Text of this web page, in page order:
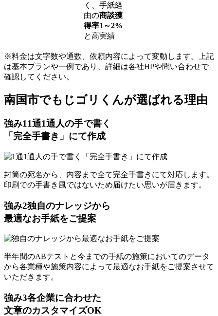
く、手紙経
由の商談獲
得率1～2%
と高実績
※料金は文字数や通数、依頼内容によって変動します。上記
は基本プランや一例であり、詳細は各社HPや問い合わせで
確認してください。​
南国市でもじゴリくんが選ばれる理由
強み11通1通人の手で書く
「完全手書き」にて作成
封筒の宛名から、内容まで全て完全手書きにて対応します。
印刷での手書き風ではないため届けたい思いが届きます。
強み2独自のナレッジから
最適なお手紙をご提案
半年間のABテストと今までの手紙の施策においてのデータ
から各業種や施策内容によって最適なお手紙をご提案させて
いただきます。
強み3各企業に合わせた
文章のカスタマイズOK